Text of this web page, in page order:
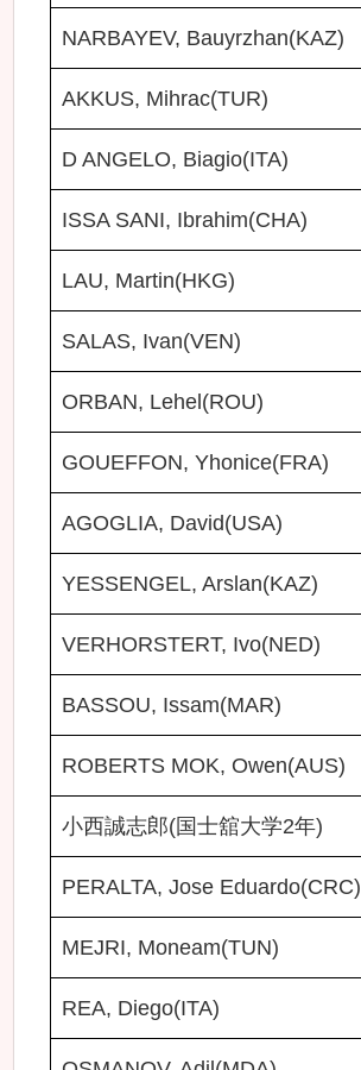
NARBAYEV, Bauyrzhan(KAZ)
AKKUS, Mihrac(TUR)
D ANGELO, Biagio(ITA)
ISSA SANI, Ibrahim(CHA)
LAU, Martin(HKG)
SALAS, Ivan(VEN)
ORBAN, Lehel(ROU)
GOUEFFON, Yhonice(FRA)
AGOGLIA, David(USA)
YESSENGEL, Arslan(KAZ)
VERHORSTERT, Ivo(NED)
BASSOU, Issam(MAR)
ROBERTS MOK, Owen(AUS)
小西誠志郎(国士舘大学2年)
PERALTA, Jose Eduardo(CRC)
MEJRI, Moneam(TUN)
REA, Diego(ITA)